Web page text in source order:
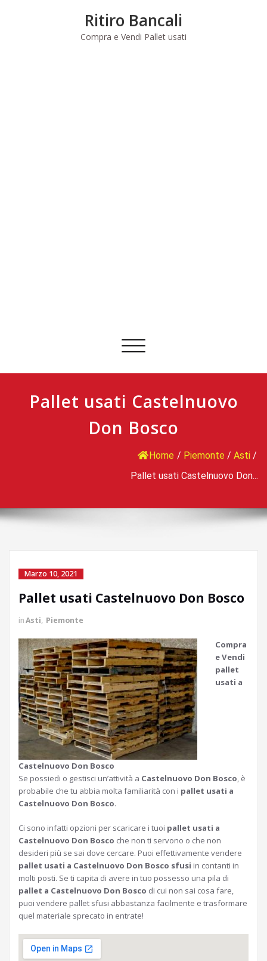
Ritiro Bancali
Compra e Vendi Pallet usati
Commuta
Pallet usati Castelnuovo
Don Bosco
Home / Piemonte / Asti /
Pallet usati Castelnuovo Don...
Marzo 10, 2021
Pallet usati Castelnuovo Don Bosco
inAsti, Piemonte
Compra
e Vendi
pallet
usati a
Castelnuovo Don Bosco
Se possiedi o gestisci un’attività a Castelnuovo Don Bosco, è
probabile che tu abbia molta familiarità con i pallet usati a
Castelnuovo Don Bosco.
Ci sono infatti opzioni per scaricare i tuoi pallet usati a
Castelnuovo Don Bosco che non ti servono o che non
desideri più se sai dove cercare. Puoi effettivamente vendere
pallet usati a Castelnuovo Don Bosco sfusi in contanti in
molti posti. Se ti capita di avere in tuo possesso una pila di
pallet a Castelnuovo Don Bosco di cui non sai cosa fare,
puoi vendere pallet sfusi abbastanza facilmente e trasformare
quel materiale sprecato in entrate!